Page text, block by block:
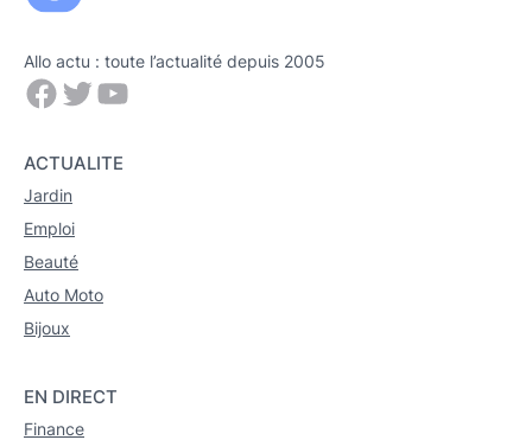
Allo actu : toute l’actualité depuis 2005
Facebook
Twitter
YouTube
ACTUALITE
Jardin
Emploi
Beauté
Auto Moto
Bijoux
EN DIRECT
Finance